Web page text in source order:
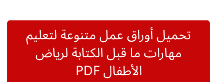
تحميل أوراق عمل متنوعة لتعليم
مهارات ما قبل الكتابة لرياض
الأطفال PDF